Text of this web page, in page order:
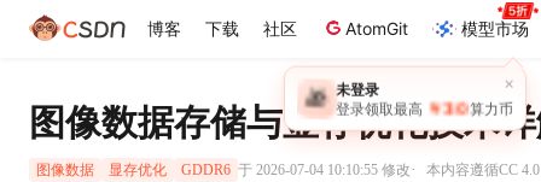
博客 下载 社区 AtomGit 模型市场
×
🎁 未登录
登录领取最高 ￥30 算力币
图像数据存储与显存优化技术
图像数据 显存优化 GDDR6 于 2026-07-04 10:10:55 修改· 本内容遵循CC